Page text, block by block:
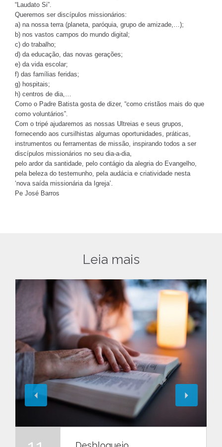
“Laudato Si”.
Queremos ser discípulos missionários:
a) na nossa terra (planeta, paróquia, grupo de amizade,…);
b) nos vastos campos do mundo digital;
c) do trabalho;
d) da educação, das novas gerações;
e) da vida escolar;
f) das famílias feridas;
g) hospitais;
h) centros de dia,…
Como o Padre Batista gosta de dizer, “como cristãos mais do que
como voluntários”.
Com o tripé ajudaremos as nossas Ultreias e seus grupos,
fornecendo aos cursilhistas algumas oportunidades, práticas,
instrumentos ou ferramentas de missão, inspirando todos a ser
discípulos missionários no seu dia-a-dia,
pelo ardor da santidade, pelo contágio da alegria do Evangelho,
pela beleza do testemunho, pela audácia e criatividade nesta
‘nova saída missionária da Igreja’.
Pe José Barros
Leia mais